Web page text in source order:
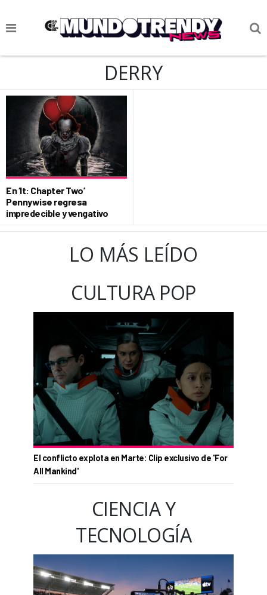
NOTICIAS
CIENCIA Y TECNOLOGÍA
VIDA
SOCIEDAD
CULTURIZANDO.COM
DERRY
En ‘It: Chapter Two’
Pennywise regresa
impredecible y vengativo
LO MÁS LEÍDO
CULTURA POP
El conflicto explota en Marte: Clip exclusivo de 'For
All Mankind'
CIENCIA Y
TECNOLOGÍA